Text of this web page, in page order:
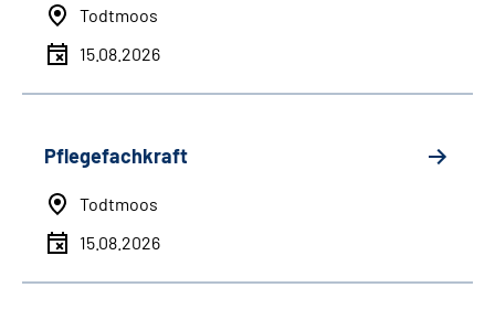
Todtmoos
15.08.2026
Pflegefachkraft
Todtmoos
15.08.2026